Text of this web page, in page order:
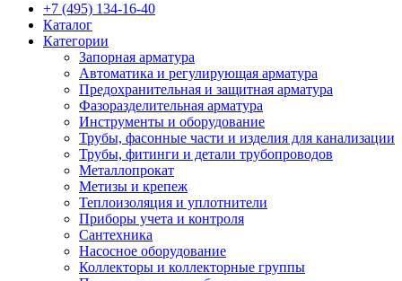
+7 (495) 134-16-40
Каталог
Категории
Запорная арматура
Автоматика и регулирующая арматура
Предохранительная и защитная арматура
Фазоразделительная арматура
Инструменты и оборудование
Трубы, фасонные части и изделия для канализации
Трубы, фитинги и детали трубопроводов
Металлопрокат
Метизы и крепеж
Теплоизоляция и уплотнители
Приборы учета и контроля
Сантехника
Насосное оборудование
Коллекторы и коллекторные группы